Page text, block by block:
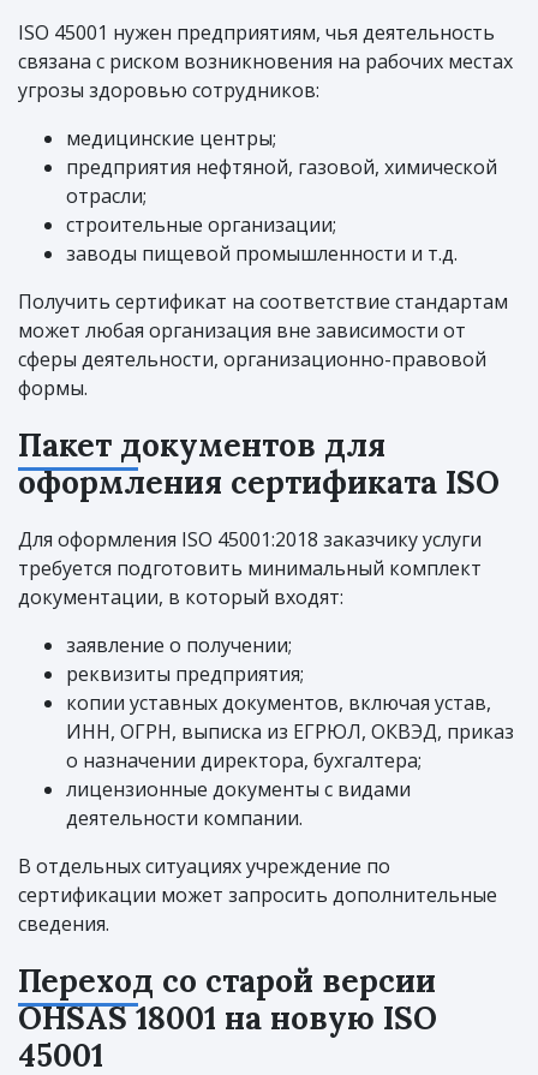
ISO 45001 нужен предприятиям, чья деятельность
связана с риском возникновения на рабочих местах
угрозы здоровью сотрудников:
медицинские центры;
предприятия нефтяной, газовой, химической
отрасли;
строительные организации;
заводы пищевой промышленности и т.д.
Получить сертификат на соответствие стандартам
может любая организация вне зависимости от
сферы деятельности, организационно-правовой
формы.
Пакет документов для
оформления сертификата ISO
Для оформления ISO 45001:2018 заказчику услуги
требуется подготовить минимальный комплект
документации, в который входят:
заявление о получении;
реквизиты предприятия;
копии уставных документов, включая устав,
ИНН, ОГРН, выписка из ЕГРЮЛ, ОКВЭД, приказ
о назначении директора, бухгалтера;
лицензионные документы с видами
деятельности компании.
В отдельных ситуациях учреждение по
сертификации может запросить дополнительные
сведения.
Переход со старой версии
OHSAS 18001 на новую ISO
45001